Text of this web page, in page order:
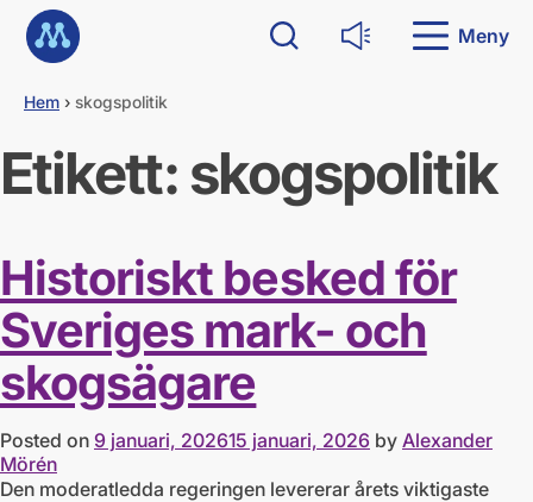
k
t
i
n
n
e
h
å
l
l
Sök
Läs upp Meny
Hem › skogspolitik
Etikett: skogspolitik
Historiskt besked för
Sveriges mark- och
skogsägare
Posted on 9 januari, 202615 januari, 2026 by Alexander
Mörén
Den moderatledda regeringen levererar årets viktigaste